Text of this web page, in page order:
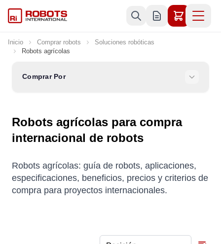
Inicio Comprar robots
Soluciones robóticas
Robots agrícolas
Comprar Por
Robots agrícolas para compra
internacional de robots
Robots agrícolas: guía de robots, aplicaciones,
especificaciones, beneficios, precios y criterios de
compra para proyectos internacionales.